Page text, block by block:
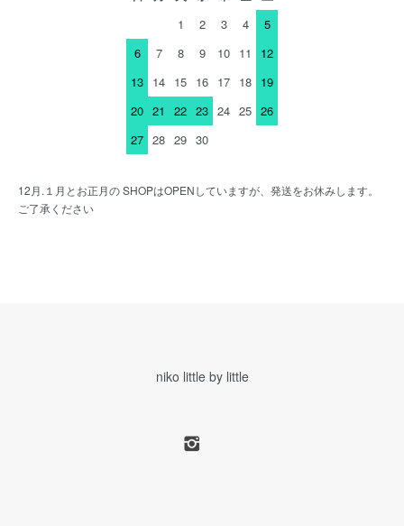
1
2 3 4
5
6
7 8 9 10 11
12
13 14 15 16 17 18 19
20 21 22 23 24 25 26
27 28 29 30
12月.１月とお正月の SHOPはOPENしていますが、発送をお休みします。
ご了承ください
niko little by little